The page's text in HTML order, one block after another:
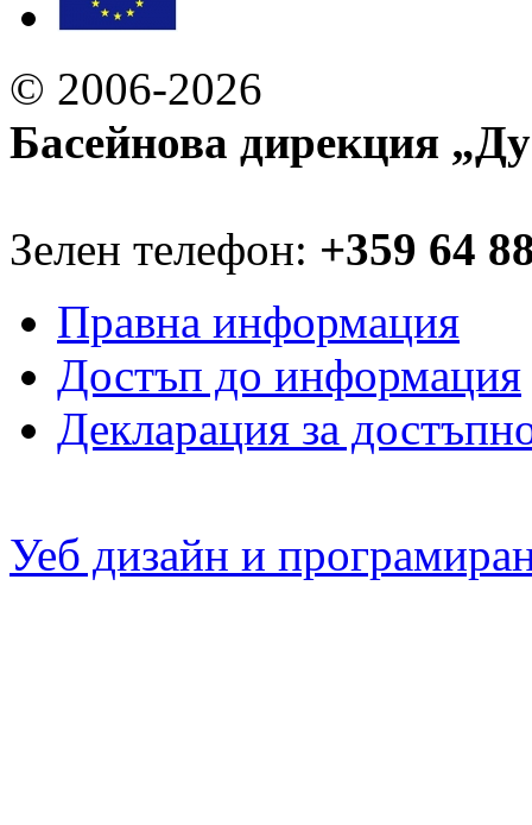
© 2006-2026
Басейнова дирекция
Зелен телефон: +359 64
Правна информация
Достъп до информация
Декларация за
Уеб дизайн и